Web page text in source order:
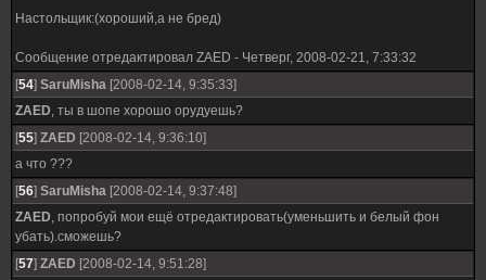
Настольщик:(хороший,а не бред)
Сообщение отредактировал ZAED - Четверг, 2008-02-21, 7:33:32
[54] SaruMisha [2008-02-14, 9:35:33]
ZAED, ты в шопе хорошо орудуешь?
[55] ZAED [2008-02-14, 9:36:10]
а что ???
[56] SaruMisha [2008-02-14, 9:37:48]
ZAED, попробуй мои ещё отредактировать(уменьшить и белый фон
убать).сможешь?
[57] ZAED [2008-02-14, 9:51:28]